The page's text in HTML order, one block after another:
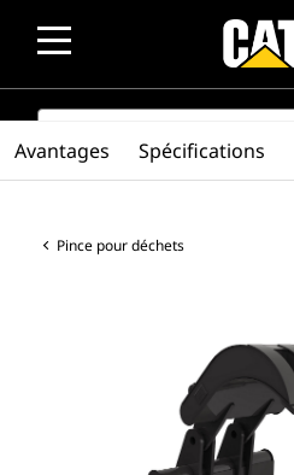
SEARCH
Pince pour déchets
Avantages Spécifications